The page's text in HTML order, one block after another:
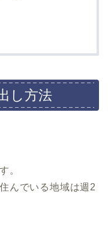
し方法
。
んでいる地域は週2